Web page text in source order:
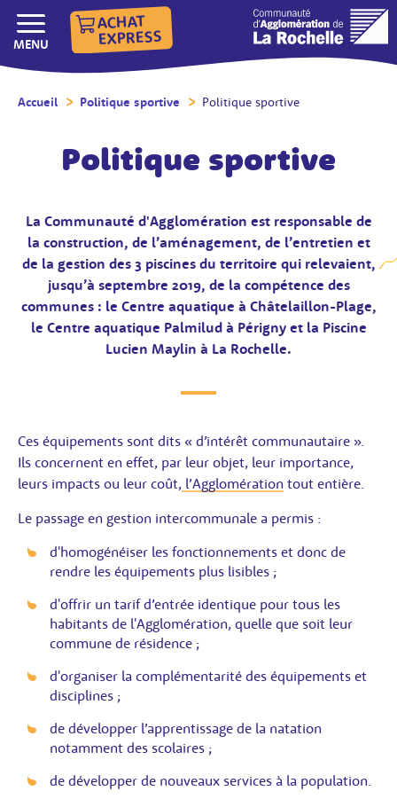
ACHAT
EXPRESS
AFFICHER/MASQUER LE
MENU
Accueil Politique sportive Politique sportive
Politique sportive
La Communauté d'Agglomération est responsable de
la construction, de l’aménagement, de l’entretien et
de la gestion des 3 piscines du territoire qui relevaient,
jusqu’à septembre 2019, de la compétence des
communes : le Centre aquatique à Châtelaillon-Plage,
le Centre aquatique Palmilud à Périgny et la Piscine
Lucien Maylin à La Rochelle.
Ces équipements sont dits « d’intérêt communautaire ».
Ils concernent en effet, par leur objet, leur importance,
leurs impacts ou leur coût, l’Agglomération tout entière.
Le passage en gestion intercommunale a permis :
d'homogénéiser les fonctionnements et donc de
rendre les équipements plus lisibles ;
d'offrir un tarif d’entrée identique pour tous les
habitants de l'Agglomération, quelle que soit leur
commune de résidence ;
d'organiser la complémentarité des équipements et
disciplines ;
de développer l’apprentissage de la natation
notamment des scolaires ;
de développer de nouveaux services à la population.